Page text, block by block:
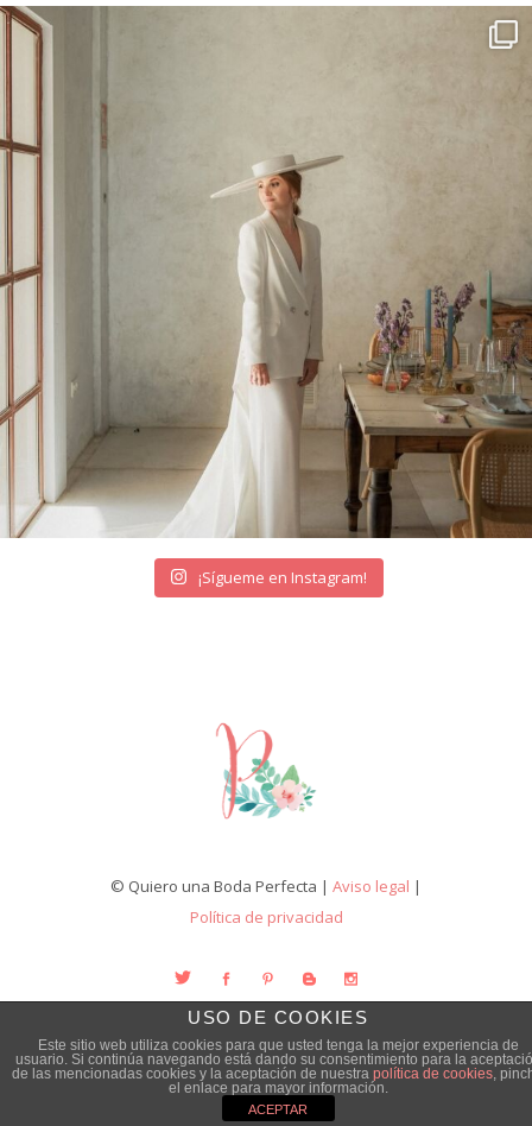
¡Sígueme en Instagram!
© Quiero una Boda Perfecta | Aviso legal |
Política de privacidad
USO DE COOKIES
Este sitio web utiliza cookies para que usted tenga la mejor experiencia de
usuario. Si continúa navegando está dando su consentimiento para la
de las mencionadas cookies y la aceptación de nuestra política de cookies,
el enlace para mayor información.
ACEPTAR